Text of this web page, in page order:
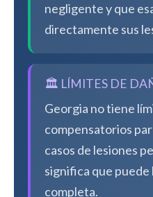
negligente y que
directamente sus
🏛️ LÍMITES DE
Georgia no tiene
compensatorios
casos de lesiones
significa que
completa.